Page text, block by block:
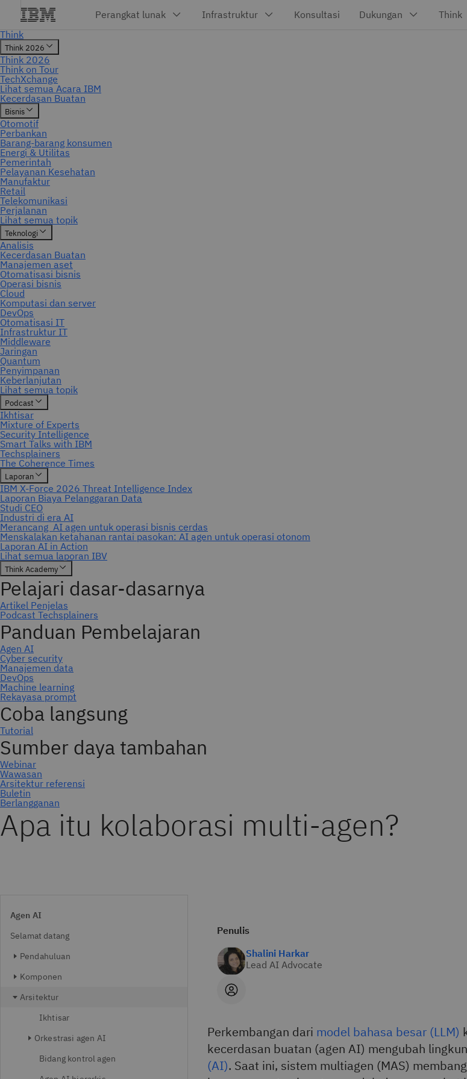
Berlangganan
Apa itu kolaborasi multi-agen?
Agen AI
Selamat datang
Pendahuluan
Komponen
Arsitektur
Ikhtisar
Orkestrasi agen AI
Bidang kontrol agen
Penulis
Shalini Harkar
Lead AI Advocate
Perkembangan dari model bahasa besar (LLM)
kecerdasan buatan (agen AI) mengubah
(AI). Saat ini, sistem multiagen (MAS)